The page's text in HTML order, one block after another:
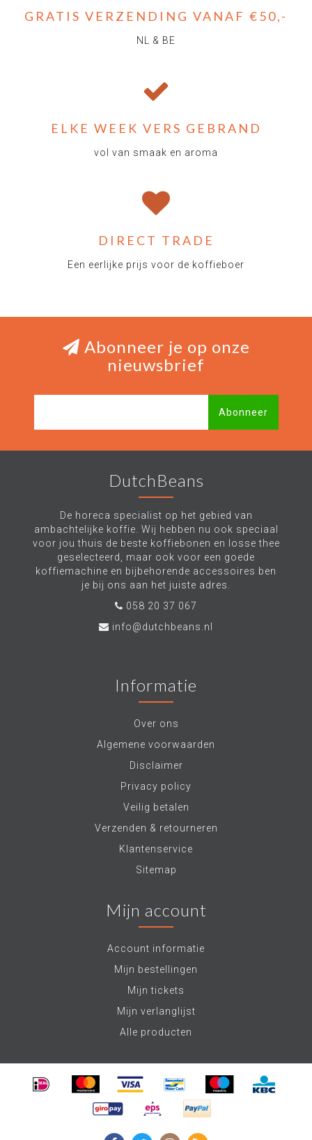
GRATIS VERZENDING VANAF €50,-
NL & BE
ELKE WEEK VERS GEBRAND
vol van smaak en aroma
DIRECT TRADE
Een eerlijke prijs voor de koffieboer
Abonneer je op onze
nieuwsbrief
Abonneer
DutchBeans
De horeca specialist op het gebied van
ambachtelijke koffie. Wij hebben nu ook speciaal
voor jou thuis de beste koffiebonen en losse thee
geselecteerd, maar ook voor een goede
koffiemachine en bijbehorende accessoires ben
je bij ons aan het juiste adres.
058 20 37 067
info@dutchbeans.nl
Informatie
Over ons
Algemene voorwaarden
Disclaimer
Privacy policy
Veilig betalen
Verzenden & retourneren
Klantenservice
Sitemap
Mijn account
Account informatie
Mijn bestellingen
Mijn tickets
Mijn verlanglijst
Alle producten